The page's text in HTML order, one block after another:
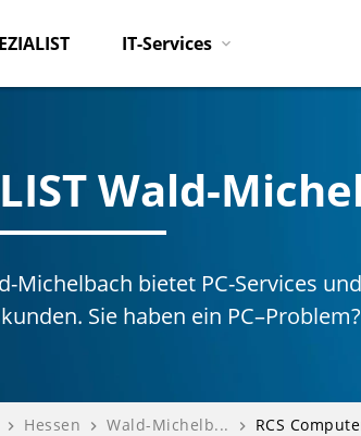
IT-Services
Wald-
Michelbach bietet PC-Services
Sie haben ein
navigate_next Hessen navigate_next Wald-Michelb... navigate_next RCS